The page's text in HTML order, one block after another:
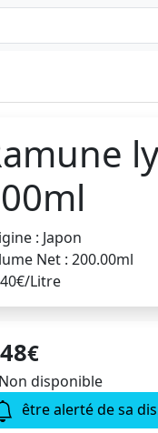
: Japon
Net : 200.00ml
Litre
€
Non disponible
être alerté de sa